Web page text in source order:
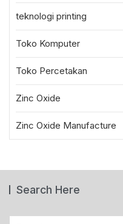
teknologi printing
Toko Komputer
Toko Percetakan
Zinc Oxide
Zinc Oxide Manufacture
Search Here